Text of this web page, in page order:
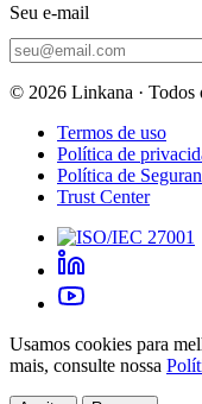
Seu e-mail
© 2026 Linkana · Todos
Termos de uso
Política de
Política de
Trust Center
Usamos cookies para
mais, consulte nossa